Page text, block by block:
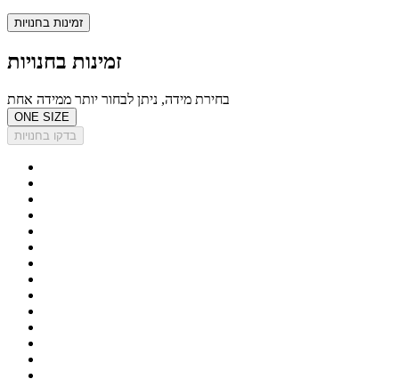
זמינות בחנויות
זמינות בחנויות
בחירת מידה, ניתן לבחור יותר ממידה אחת
ONE SIZE
בדקו בחנויות